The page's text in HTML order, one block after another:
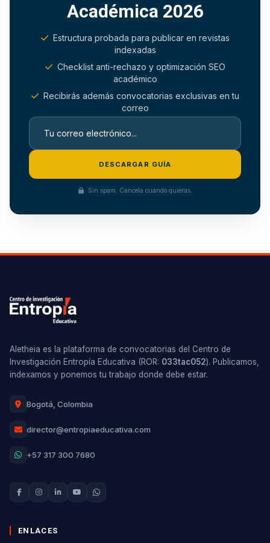
Académica 2026
Estructura probada para publicar en revistas
indexadas
Checklist anti-rechazo y optimización SEO
académico
Recibirás además convocatorias exclusivas en tu
correo
DESCARGAR GUÍA
Sin spam. Cancela cuando quieras.
Aletheia es la plataforma de convocatorias del Centro de
Investigación Entropía Educativa (ROR: 033tac052). Publicamos,
indexamos y ponemos tu trabajo donde debe estar.
Bogotá, Colombia
director@entropiaeducativa.com
+57 317 300 7680
ENLACES